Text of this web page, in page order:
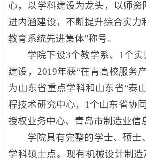
心，以学科建设为龙头，以师
进内涵建设，不断提升综合实力
教育系统先进集体”称号。
学院下设3个教学系、1个
建设，2019年获“在青高校服务
为山东省重点学科和山东省“泰
程技术研究中心，1个山东省协
授权业务中心、青岛市制造业
学院具有完整的学士、硕
学科硕士点。现有机械设计制